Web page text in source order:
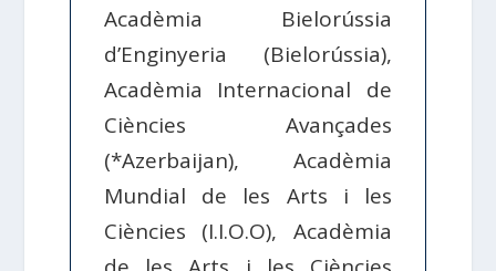
Acadèmia Bielorússia
d’Enginyeria (Bielorússia),
Acadèmia Internacional de
Ciències Avançades
(*Azerbaijan), Acadèmia
Mundial de les Arts i les
Ciències (I.I.O.O), Acadèmia